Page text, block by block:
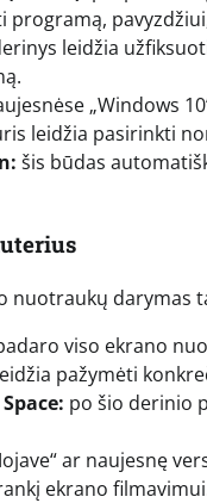
leidžia
„Windows
leidžia pasirinkti
šis būdas
nuotraukų darymas
viso ekrano
pažymėti
po šio derinio
ar naujesnę
ekrano